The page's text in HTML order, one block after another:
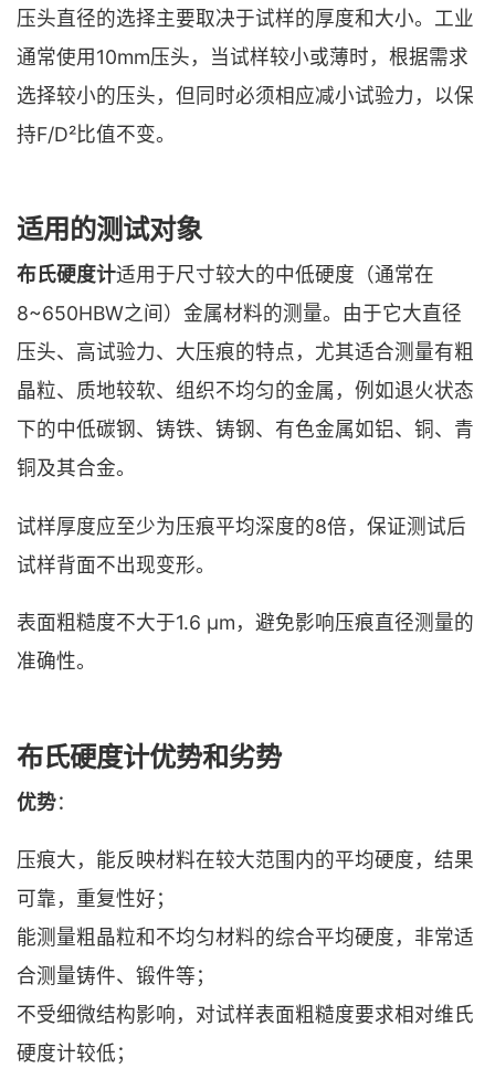
压头直径的选择主要取决于试样的厚度和大小。工业
通常使用10mm压头，当试样较小或薄时，根据需求
选择较小的压头，但同时必须相应减小试验力，以保
持F/D²比值不变。
适用的测试对象
布氏硬度计适用于尺寸较大的中低硬度（通常在
8~650HBW之间）金属材料的测量。由于它大直径
压头、高试验力、大压痕的特点，尤其适合测量有粗
晶粒、质地较软、组织不均匀的金属，例如退火状态
下的中低碳钢、铸铁、铸钢、有色金属如铝、铜、青
铜及其合金。
试样厚度应至少为压痕平均深度的8倍，保证测试后
试样背面不出现变形。
表面粗糙度不大于1.6 μm，避免影响压痕直径测量的
准确性。
布氏硬度计优势和劣势
优势：
压痕大，能反映材料在较大范围内的平均硬度，结果
可靠，重复性好；
能测量粗晶粒和不均匀材料的综合平均硬度，非常适
合测量铸件、锻件等；
不受细微结构影响，对试样表面粗糙度要求相对维氏
硬度计较低；